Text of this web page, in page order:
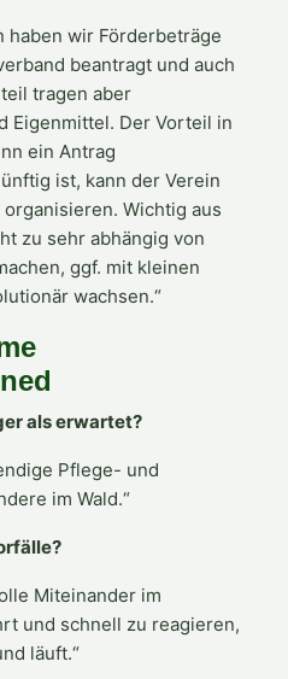
haben wir Förderbeträge
beantragt und auch
tragen aber
Eigenmittel. Der Vorteil in
ein Antrag
ist, kann der Verein
Wichtig aus
zu sehr abhängig von
ggf. mit kleinen
wachsen.“
als erwartet?
Pflege- und
im Wald.“
Miteinander im
und schnell zu reagieren,
läuft.“